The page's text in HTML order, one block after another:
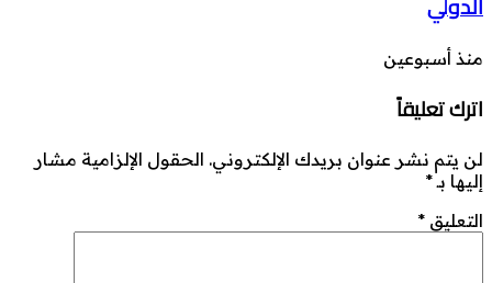
منذ أسبوعين
اترك تعليقاً
لن يتم نشر عنوان بريدك الإلكتروني. الحقول الإلزامية مشار
إليها بـ*
التعليق *